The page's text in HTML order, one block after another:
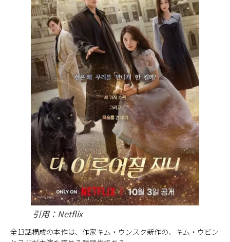
引用：Netflix
全13話構成の本作は、作家キム・ウンスク新作の、キム・ウビン